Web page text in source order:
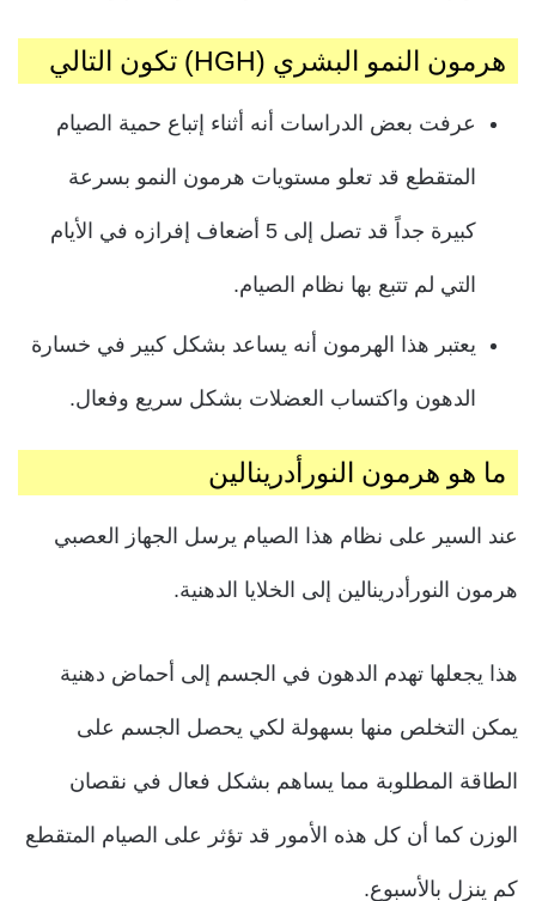
هرمون النمو البشري (HGH) تكون التالي
عرفت بعض الدراسات أنه أثناء إتباع حمية الصيام
المتقطع قد تعلو مستويات هرمون النمو بسرعة
كبيرة جداً قد تصل إلى 5 أضعاف إفرازه في الأيام
التي لم تتبع بها نظام الصيام.
يعتبر هذا الهرمون أنه يساعد بشكل كبير في خسارة
الدهون واكتساب العضلات بشكل سريع وفعال.
ما هو هرمون النورأدرينالين
عند السير على نظام هذا الصيام يرسل الجهاز العصبي
هرمون النورأدرينالين إلى الخلايا الدهنية.
هذا يجعلها تهدم الدهون في الجسم إلى أحماض دهنية
يمكن التخلص منها بسهولة لكي يحصل الجسم على
الطاقة المطلوبة مما يساهم بشكل فعال في نقصان
الوزن كما أن كل هذه الأمور قد تؤثر على الصيام المتقطع
كم ينزل بالأسبوع.